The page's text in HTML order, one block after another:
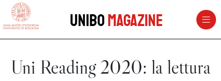
vai al contenuto della pagina
UniboMagazine
Uni Reading 2020: la lettura